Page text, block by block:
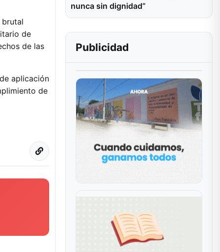
brutal
de
de las
aplicación
de
nunca sin dignidad”
Publicidad